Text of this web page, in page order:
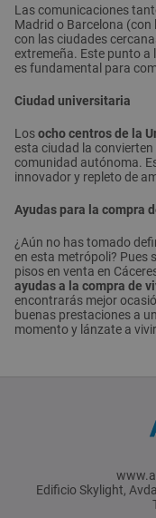
Las comunicaciones
Madrid o Barcelona (con
con las ciudades
extremeña. Este punto a
es fundamental para
Ciudad universitaria
Losocho centros de la
esta ciudad la
comunidad autónoma.
innovador y repleto de
Ayudas para la compra
¿Aún no has tomado
en esta metrópoli? Pues
pisos en venta en
ayudas a la compra de
encontrarás mejor
buenas prestaciones a
momento y lánzate a
Edificio Skylight,